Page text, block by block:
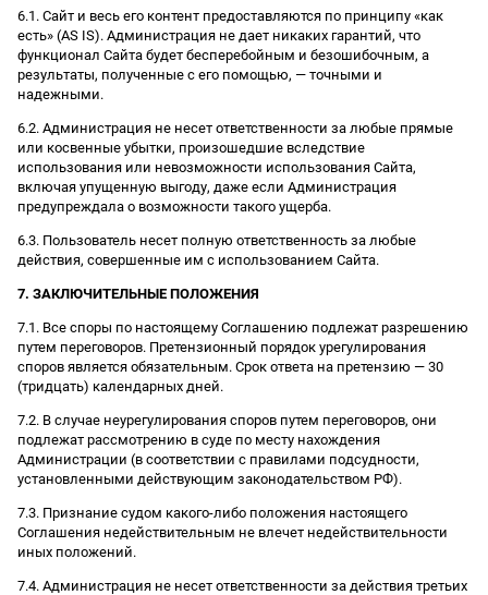
6.1. Сайт и весь его контент предоставляются по принципу «как
есть» (AS IS). Администрация не дает никаких гарантий, что
функционал Сайта будет бесперебойным и безошибочным, а
результаты, полученные с его помощью, — точными и
надежными.
6.2. Администрация не несет ответственности за любые прямые
или косвенные убытки, произошедшие вследствие
использования или невозможности использования Сайта,
включая упущенную выгоду, даже если Администрация
предупреждала о возможности такого ущерба.
6.3. Пользователь несет полную ответственность за любые
действия, совершенные им с использованием Сайта.
7. ЗАКЛЮЧИТЕЛЬНЫЕ ПОЛОЖЕНИЯ
7.1. Все споры по настоящему Соглашению подлежат разрешению
путем переговоров. Претензионный порядок урегулирования
споров является обязательным. Срок ответа на претензию — 30
(тридцать) календарных дней.
7.2. В случае неурегулирования споров путем переговоров, они
подлежат рассмотрению в суде по месту нахождения
Администрации (в соответствии с правилами подсудности,
установленными действующим законодательством РФ).
7.3. Признание судом какого-либо положения настоящего
Соглашения недействительным не влечет недействительности
иных положений.
7.4. Администрация не несет ответственности за действия третьих